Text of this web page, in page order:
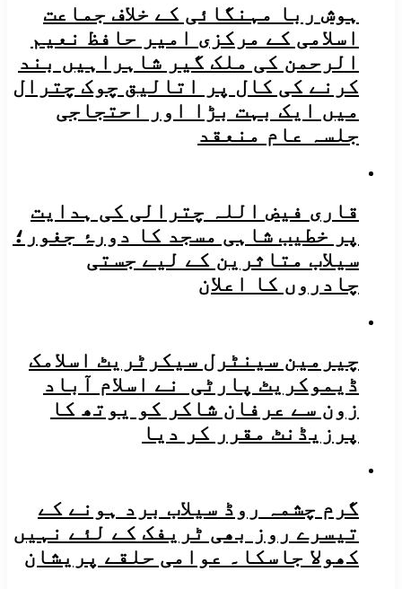
ہوش ربا مہنگائی کے خلاف جماعت
اسلامی کے مرکزی امیر حافظ نعیم
الرحمن کی ملک گیر شاہراہیں بند
کرنے کی کال پر اتالیق چوک چترال
میں ایک بہت بڑا اور احتجاجی
جلسہ عام منعقد
قاری فیض اللہ چترالی کی ہدایت
پر خطیب شاہی مسجد کا دورۂ جغور؛
سیلاب متاثرین کے لیے جستی
چادروں کا اعلان
چیرمین سینٹرل سیکرٹریٹ اسلامک
ڈیموکریٹ پارٹی نے اسلام آباد
زون سے عرفان شاکر کو یوتھ کا
پرزیڈنٹ مقرر کر دیا
گرم چشمہ روڈ سیلاب برد ہونے کے
تیسرے روز بھی ٹریفک کے لئے نہیں
کھولا جاسکا۔ عوامی حلقے پریشان